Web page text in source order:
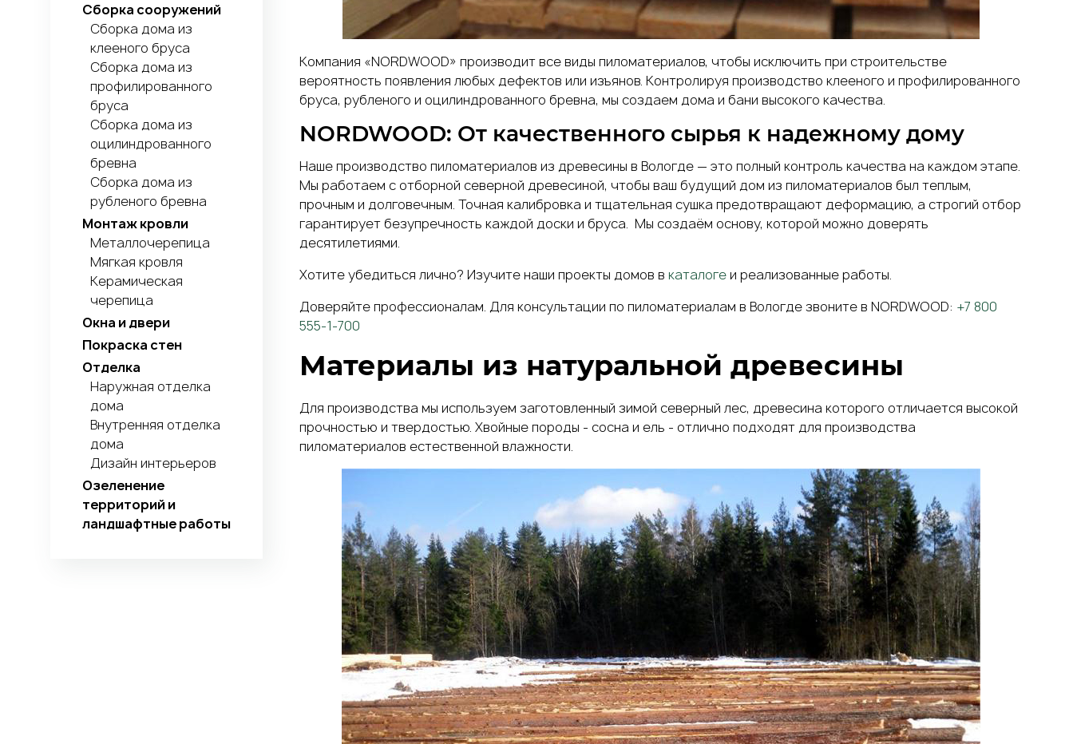
Сборка сооружений
Сборка дома из
клееного бруса
Сборка дома из
профилированного
бруса
Сборка дома из
оцилиндрованного
бревна
Сборка дома из
рубленого бревна
Монтаж кровли
Металлочерепица
Мягкая кровля
Керамическая
черепица
Окна и двери
Покраска стен
Отделка
Наружная отделка
дома
Внутренняя отделка
дома
Дизайн интерьеров
Озеленение
территорий и
ландшафтные работы
Компания «NORDWOOD» производит все виды пиломатериалов, чтобы исключить при строительстве
вероятность появления любых дефектов или изъянов. Контролируя производство клееного и профилированного
бруса, рубленого и оцилиндрованного бревна, мы создаем дома и бани высокого качества.
NORDWOOD: От качественного сырья к надежному дому
Нашепроизводство пиломатериалов из древесины в Вологде — это полный контроль качества на каждом этапе.
Мы работаем с отборной северной древесиной, чтобы ваш будущий дом из пиломатериалов был теплым,
прочным и долговечным. Точная калибровка и тщательная сушка предотвращают деформацию, а строгий отбор
гарантирует безупречность каждой доски и бруса. Мы создаём основу, которой можно доверять
десятилетиями.
Хотите убедиться лично? Изучите наши проекты домов в каталогеи реализованные работы.
Доверяйте профессионалам. Для консультации по пиломатериалам в Вологдезвоните в NORDWOOD: +7 800
555-1-700
Материалы из натуральной древесины
Для производства мы используем заготовленный зимой северный лес, древесина которого отличается высокой
прочностью и твердостью. Хвойные породы - сосна и ель - отлично подходят для производства
пиломатериалов естественной влажности.